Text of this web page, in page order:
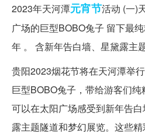
2023年天河潭元宵节活动 (一)
广场的巨型BOBO兔子 留下最
年 。 含新年告白墙、星黛露主
贵阳2023烟花节将在天河潭举
巨型BOBO兔子，带给游客们
可以在太阳广场感受到新年告
露主题隧道和梦幻展览。这些